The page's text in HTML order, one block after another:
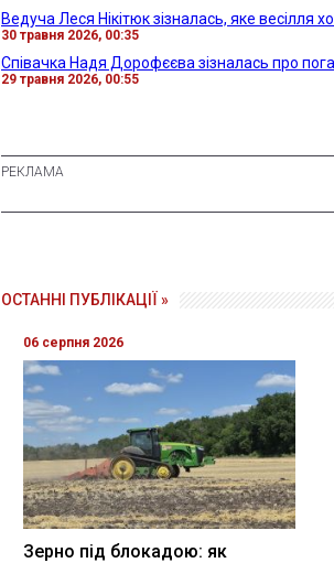
Ведуча Леся Нікітюк зізналась, яке весілля
30 травня 2026, 00:35
Співачка Надя Дорофєєва зізналась про
29 травня 2026, 00:55
ОСТАННІ ПУБЛІКАЦІЇ »
06 серпня 2026
Зерно під блокадою: як